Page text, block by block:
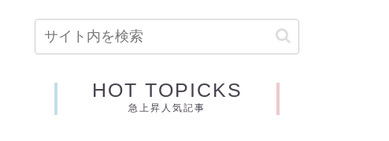
HOT TOPICKS
急上昇人気記事